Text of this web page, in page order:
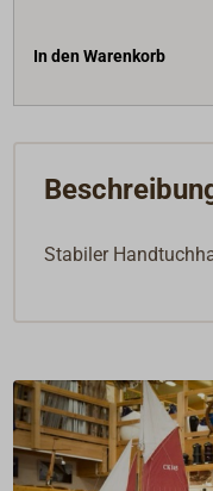
In den Warenkorb
Stabiler